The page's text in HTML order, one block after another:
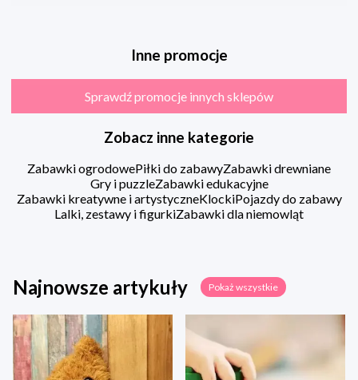
Inne promocje
Sprawdź promocje innych sklepów
Zobacz inne kategorie
Zabawki ogrodowePiłki do zabawyZabawki drewniane
Gry i puzzleZabawki edukacyjne
Zabawki kreatywne i artystyczneKlockiPojazdy do zabawy
Lalki, zestawy i figurkiZabawki dla niemowląt
Najnowsze artykuły Pokaż wszystkie